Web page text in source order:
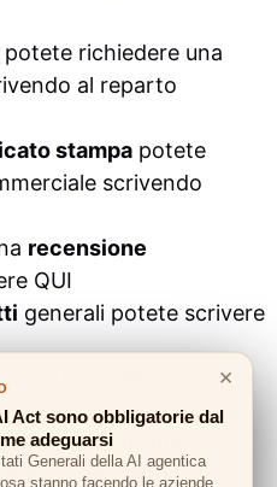
potete richiedere una
al reparto
stampa potete
scrivendo
recensione
QUI
generali potete scrivere
del
2024” non sono
nessuna forma,
un link
×
Act sono obbligatorie dal
adeguarsi
Generali della AI agentica
stanno facendo le aziende.